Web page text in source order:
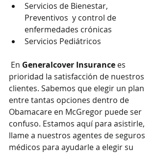
Servicios de Bienestar,
Preventivos  y control de
enfermedades crónicas
Servicios Pediátricos
En Generalcover Insurance es
prioridad la satisfacción de nuestros
clientes. Sabemos que elegir un plan
entre tantas opciones dentro de
Obamacare en McGregor puede ser
confuso. Estamos aquí para asistirle,
llame a nuestros agentes de seguros
médicos para ayudarle a elegir su